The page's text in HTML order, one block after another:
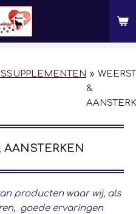
»
&
AANSTERKEN
producten waar wij, als
goede ervaringen